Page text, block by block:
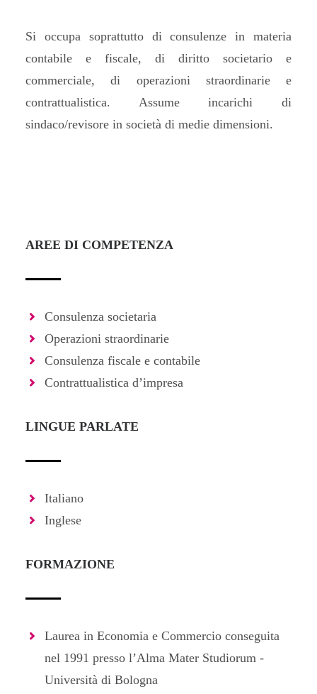
Si occupa soprattutto di consulenze in materia
contabile e fiscale, di diritto societario e
commerciale, di operazioni straordinarie e
contrattualistica. Assume incarichi di
sindaco/revisore in società di medie dimensioni.
AREE DI COMPETENZA
Consulenza societaria
Operazioni straordinarie
Consulenza fiscale e contabile
Contrattualistica d’impresa
LINGUE PARLATE
Italiano
Inglese
FORMAZIONE
Laurea in Economia e Commercio conseguita
nel 1991 presso l’Alma Mater Studiorum -
Università di Bologna